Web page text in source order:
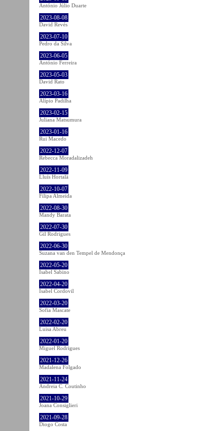
António Júlio Duarte
2023-08-08
David Revés
2023-07-10
Pedro da Silva
2023-06-05
António Ferreira
2023-05-03
David Rato
2023-03-16
Alípio Padilha
2023-02-15
Juliana Matsumura
2023-01-16
Rui Macedo
2022-12-07
Rebecca Moradalizadeh
2022-11-09
Lluís Hortalà
2022-10-07
Filipa Almeida
2022-08-30
Mandy Barata
2022-07-30
Gil Rodrigues
2022-06-30
Suzana van den Tempel de Mendonça
2022-05-20
Isabel Sabino
2022-04-20
Isabel Cordovil
2022-03-20
Sofia Mascate
2022-02-20
Luisa Abreu
2022-01-20
Miguel Rodrigues
2021-12-26
Madalena Folgado
2021-11-24
Andreia C. Coutinho
2021-10-29
Joana Consiglieri
2021-09-28
Diogo Costa